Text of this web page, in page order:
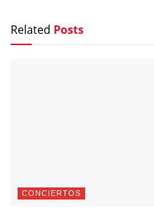
Related Posts
CONCIERTOS